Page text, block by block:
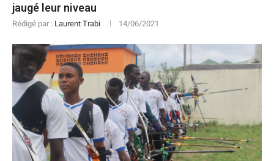
jaugé leur niveau
Rédigé par : Laurent Trabi 14/06/2021